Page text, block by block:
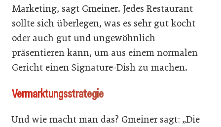
Marketing, sagt Gmeiner. Jedes Restaurant
sollte sich überlegen, was es sehr gut kocht
oder auch gut und ungewöhnlich
präsentieren kann, um aus einem normalen
Gericht einen Signature-Dish zu machen.
Vermarktungsstrategie
Und wie macht man das? Gmeiner sagt: „Die